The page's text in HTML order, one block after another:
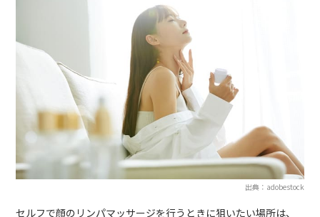
出典：adobestock
セルフで顔のリンパマッサージを行うときに狙いたい場所は、